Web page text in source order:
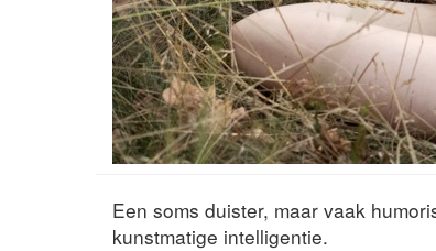
Een soms duister, maar vaak
kunstmatige intelligentie.